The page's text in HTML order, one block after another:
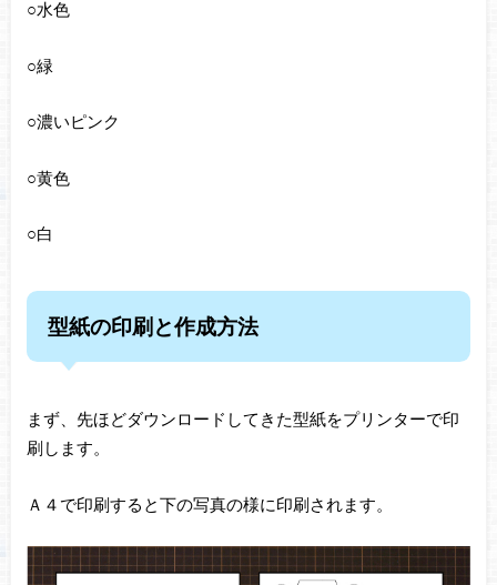
○水色
○緑
○濃いピンク
○黄色
○白
型紙の印刷と作成方法
まず、先ほどダウンロードしてきた型紙をプリンターで印
刷します。
Ａ４で印刷すると下の写真の様に印刷されます。